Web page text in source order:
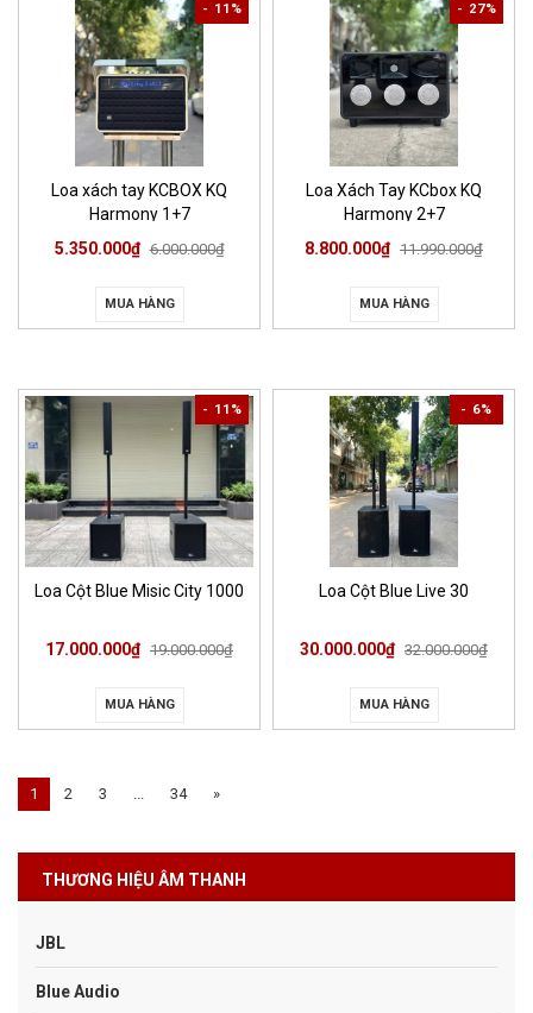
- 11%
Loa xách tay KCBOX KQ
Harmony 1+7
5.350.000₫ 6.000.000₫
MUA HÀNG
- 27%
Loa Xách Tay KCbox KQ
Harmony 2+7
8.800.000₫ 11.990.000₫
MUA HÀNG
- 11%
Loa Cột Blue Misic City 1000
17.000.000₫ 19.000.000₫
MUA HÀNG
- 6%
Loa Cột Blue Live 30
30.000.000₫ 32.000.000₫
MUA HÀNG
1 2 3 ... 34 »
THƯƠNG HIỆU ÂM THANH
JBL
Blue Audio